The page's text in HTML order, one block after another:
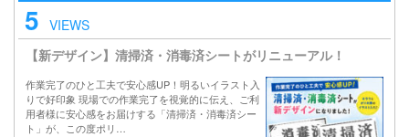
5 VIEWS
【新デザイン】清掃済・消毒済シートがリニューアル！
作業完了のひと工夫で安心感UP！明るいイラスト入
りで好印象 現場での作業完了を視覚的に伝え、ご利
用者様に安心感をお届けする「清掃済・消毒済シー
ト」が、この度ポリ…